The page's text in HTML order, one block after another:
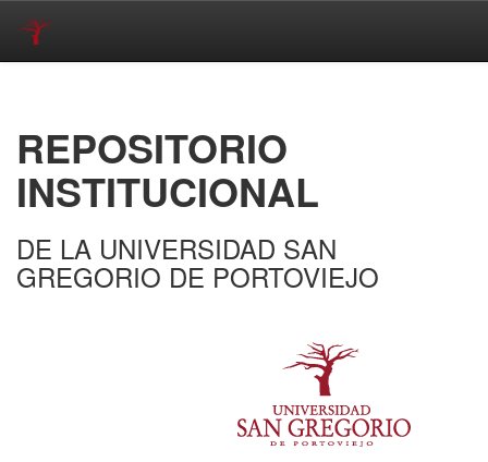
REPOSITORIO
INSTITUCIONAL
DE LA UNIVERSIDAD SAN
GREGORIO DE PORTOVIEJO